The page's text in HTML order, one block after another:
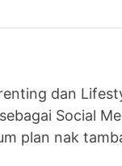
dan
Social
plan nak